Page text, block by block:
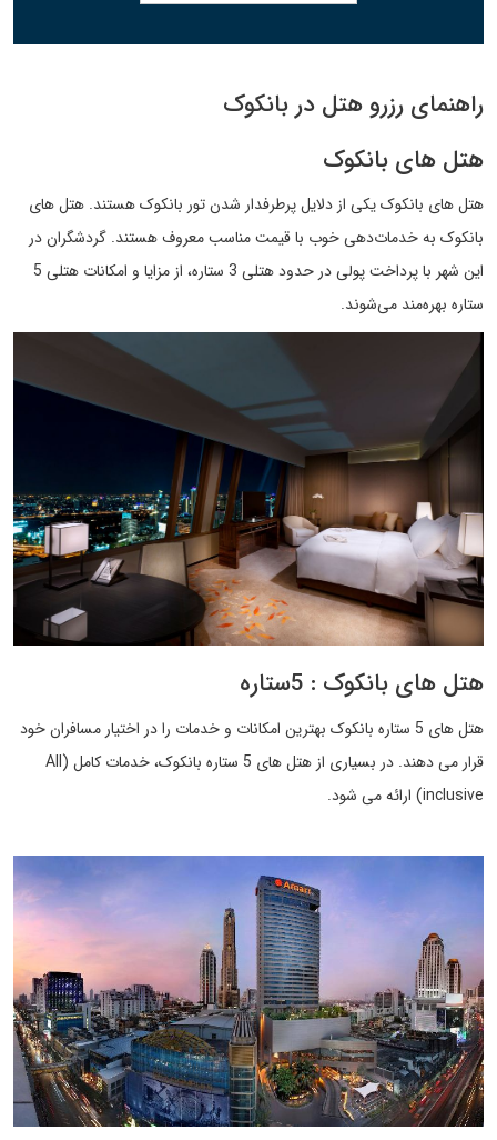
راهنمای رزرو هتل در بانکوک
هتل های بانکوک
هتل های بانکوک یکی از دلایل پرطرفدار شدن تور بانکوک هستند. هتل های
بانکوک به خدمات‌دهی خوب با قیمت مناسب معروف هستند. گردشگران در
این شهر با پرداخت پولی در حدود هتلی 3 ستاره، از مزایا و امکانات هتلی 5
ستاره بهره‌مند می‌شوند.
هتل های بانکوک : 5ستاره
هتل های 5 ستاره بانکوک بهترین امکانات و خدمات را در اختیار مسافران خود
قرار می دهند. در بسیاری از هتل های 5 ستاره بانکوک، خدمات کامل (All
inclusive) ارائه می شود.